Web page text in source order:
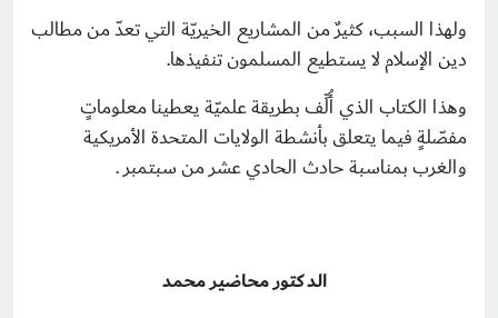
ولهذا السبب، كثيرٌ من المشاريع الخيريّة التي تعدّ من مطالب
دين الإسلام لا يستطيع المسلمون تنفيذها.
وهذا الكتاب الذي أُلِّف بطريقة علميّة يعطينا معلوماتٍ
مفصّلةٍ فيما يتعلق بأنشطة الولايات المتحدة الأمريكية
والغرب بمناسبة حادث الحادي عشر من سبتمبر .
الدكتور محاضير محمد